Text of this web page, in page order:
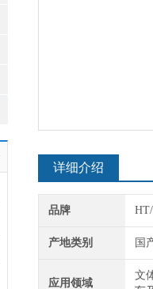
详细介绍
品牌
产地类别 国
应用领域
文